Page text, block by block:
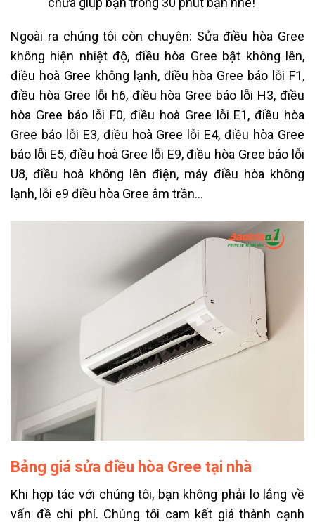
Ngoài ra chúng tôi còn chuyên: Sửa điều hòa Gree
không hiện nhiệt độ, điều hòa Gree bật không lên,
điều hoà Gree không lạnh, điều hòa Gree báo lỗi F1,
điều hòa Gree lỗi h6, điều hòa Gree báo lỗi H3, điều
hòa Gree báo lỗi F0, điều hoà Gree lỗi E1, điều hòa
Gree báo lỗi E3, điều hoà Gree lỗi E4, điều hòa Gree
báo lỗi E5, điều hoà Gree lỗi E9, điều hòa Gree báo lỗi
U8, điều hoà không lên điện, máy điều hòa không
lạnh, lỗi e9 điều hòa Gree âm trần…
Bảng giá sửa điều hòa Gree tại nhà
Khi hợp tác với chúng tôi, bạn không phải lo lắng về
vấn đề chi phí. Chúng tôi cam kết giá thành cạnh